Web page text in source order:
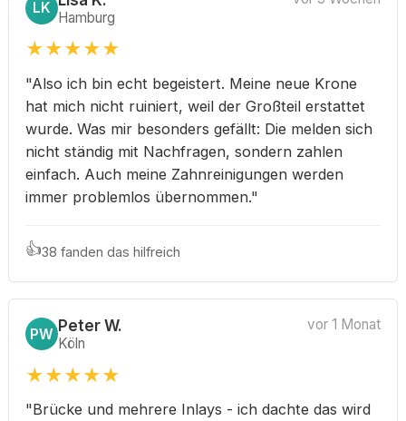
LK
Hamburg
★★★★★
"Also ich bin echt begeistert. Meine neue Krone
hat mich nicht ruiniert, weil der Großteil erstattet
wurde. Was mir besonders gefällt: Die melden sich
nicht ständig mit Nachfragen, sondern zahlen
einfach. Auch meine Zahnreinigungen werden
immer problemlos übernommen."
👍38 fanden das hilfreich
PW Peter W.
Köln
vor 1 Monat
★★★★★
"Brücke und mehrere Inlays - ich dachte das wird